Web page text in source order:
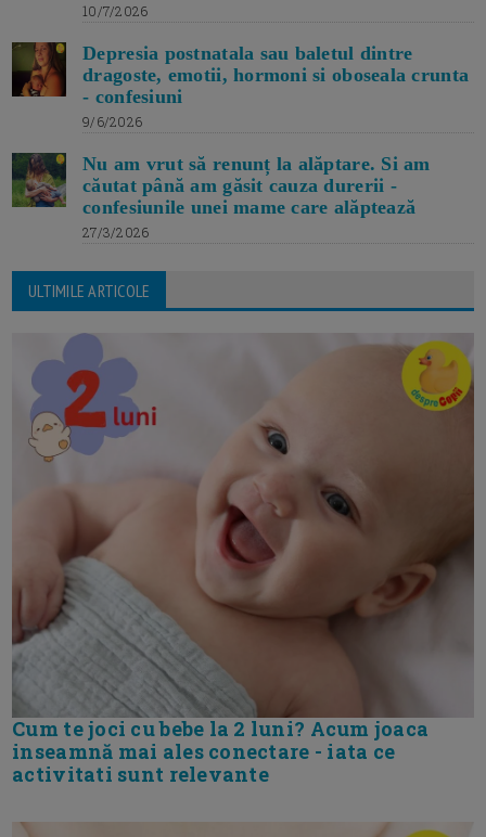
10/7/2026
Depresia postnatala sau baletul dintre
dragoste, emotii, hormoni si oboseala crunta
- confesiuni
9/6/2026
Nu am vrut să renunț la alăptare. Si am
căutat până am găsit cauza durerii -
confesiunile unei mame care alăptează
27/3/2026
ULTIMILE ARTICOLE
Cum te joci cu bebe la 2 luni? Acum joaca
inseamnă mai ales conectare - iata ce
activitati sunt relevante